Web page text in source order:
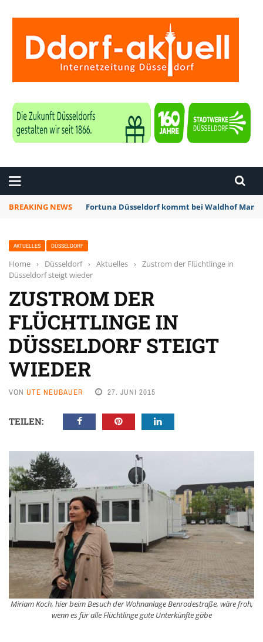
BREAKING NEWS Fortuna Düsseldorf kommt bei Waldhof
AKTUELLES DÜSSELDORF
Home › Düsseldorf › Aktuelles › Zustrom der Flüchtlinge in
Düsseldorf steigt wieder
ZUSTROM DER
FLÜCHTLINGE IN
DÜSSELDORF STEIGT
WIEDER
VON UTE NEUBAUER 27. JUNI 2015
TEILEN:
Miriam Koch, hier beim Besuch der Wohnanlage Benrodestraße, wäre froh,
wenn es für alle Flüchtlinge gute Unterkünfte gäbe